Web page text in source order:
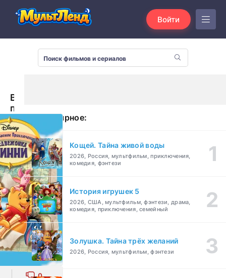
Войти
Великое
путешествие
Пуха:
В
поисках
Кристофера
Робина
(1997)
0
Популярное:
Кощей. Тайна живой воды
2026, Россия, мультфильм, приключения,
комедия, фэнтези
История игрушек 5
2026, США, мультфильм, фэнтези, драма,
комедия, приключения, семейный
Золушка. Тайна трёх желаний
2026, Россия, мультфильм, фэнтези